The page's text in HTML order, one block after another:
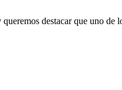
destacar que uno de